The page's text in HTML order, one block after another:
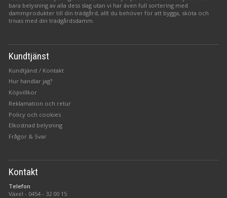
bara belysning av alla dess slag utan vi har även full sortering med
dammprodukter till din trädgård, allt du behöver för att bygga, sköta och
trivas med din trädgårdsdamm.
Kundtjänst
Kundtjänst / Kontakt
Hur handlar jag?
Köpvillkor
Reklamation och retur
Policy och cookies
Elkostnad belysning
Frågor & Svar
Kontakt
Telefon
Växel - 0454 - 32 00 15